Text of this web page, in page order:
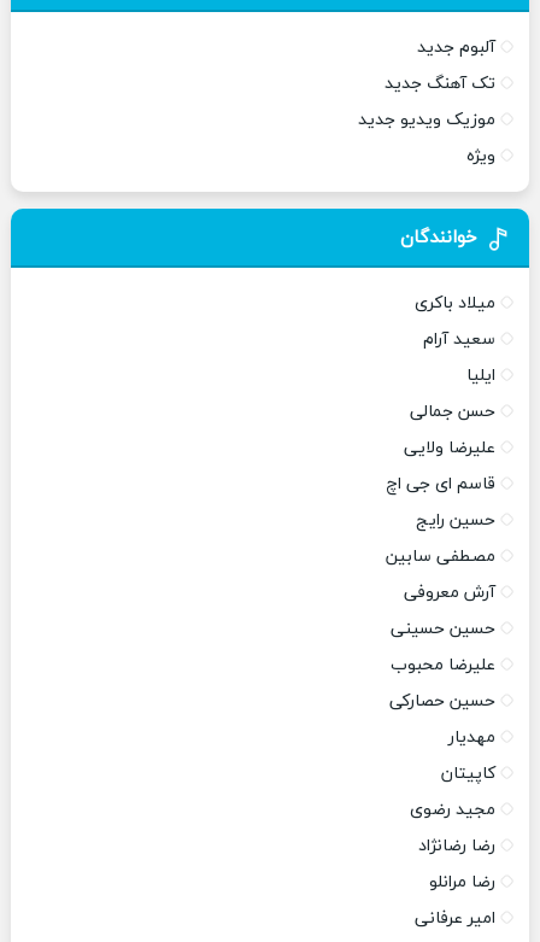
آلبوم جدید
تک آهنگ جدید
موزیک ویدیو جدید
ویژه
خوانندگان
میلاد باکری
سعید آرام
ایلیا
حسن جمالی
علیرضا ولایی
قاسم ای جی اچ
حسین رایج
مصطفی سابین
آرش معروفی
حسین حسینی
علیرضا محبوب
حسین حصارکی
مهدیار
کاپیتان
مجید رضوی
رضا رضانژاد
رضا مرانلو
امیر عرفانی